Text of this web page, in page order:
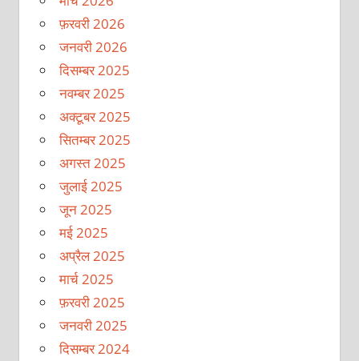
फ़रवरी 2026
जनवरी 2026
दिसम्बर 2025
नवम्बर 2025
अक्टूबर 2025
सितम्बर 2025
अगस्त 2025
जुलाई 2025
जून 2025
मई 2025
अप्रैल 2025
मार्च 2025
फ़रवरी 2025
जनवरी 2025
दिसम्बर 2024